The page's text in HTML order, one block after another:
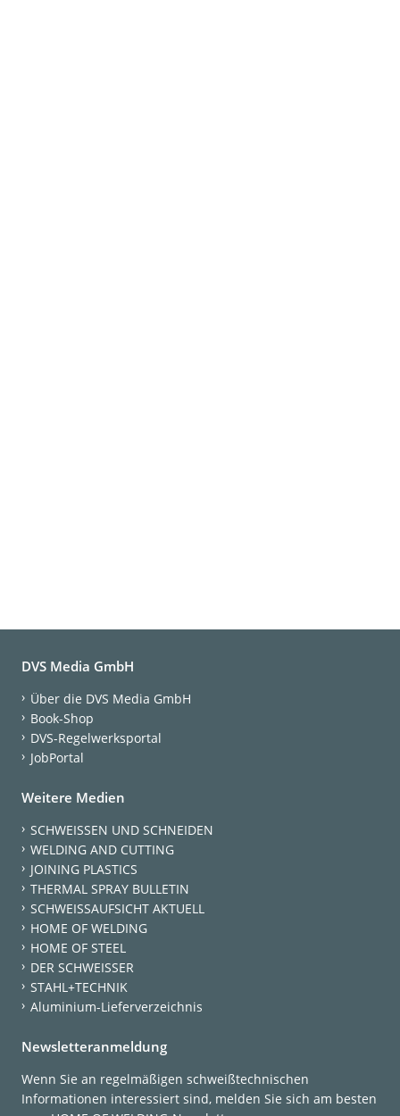
DVS Media GmbH
Über die DVS Media GmbH
Book-Shop
DVS-Regelwerksportal
JobPortal
Weitere Medien
SCHWEISSEN UND SCHNEIDEN
WELDING AND CUTTING
JOINING PLASTICS
THERMAL SPRAY BULLETIN
SCHWEISSAUFSICHT AKTUELL
HOME OF WELDING
HOME OF STEEL
DER SCHWEISSER
STAHL+TECHNIK
Aluminium-Lieferverzeichnis
Newsletteranmeldung
Wenn Sie an regelmäßigen schweißtechnischen
Informationen interessiert sind, melden Sie sich am besten